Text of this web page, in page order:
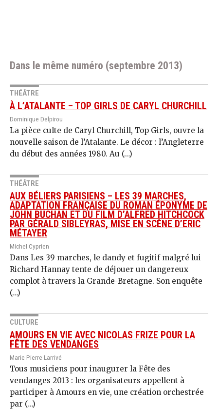
Dans le même numéro (septembre 2013)
THÉÂTRE
À L’ATALANTE – TOP GIRLS DE CARYL CHURCHILL
Dominique Delpirou
La pièce culte de Caryl Churchill, Top Girls, ouvre la
nouvelle saison de l’Atalante. Le décor : l’Angleterre
du début des années 1980. Au (…)
THÉÂTRE
AUX BÉLIERS PARISIENS – LES 39 MARCHES,
ADAPTATION FRANÇAISE DU ROMAN ÉPONYME DE
JOHN BUCHAN ET DU FILM D’ALFRED HITCHCOCK
PAR GÉRALD SIBLEYRAS, MISE EN SCÈNE D’ERIC
MÉTAYER
Michel Cyprien
Dans Les 39 marches, le dandy et fugitif malgré lui
Richard Hannay tente de déjouer un dangereux
complot à travers la Grande-Bretagne. Son enquête
(…)
CULTURE
AMOURS EN VIE AVEC NICOLAS FRIZE POUR LA
FÊTE DES VENDANGES
Marie Pierre Larrivé
Tous musiciens pour inaugurer la Fête des
vendanges 2013 : les organisateurs appellent à
participer à Amours en vie, une création orchestrée
par (…)